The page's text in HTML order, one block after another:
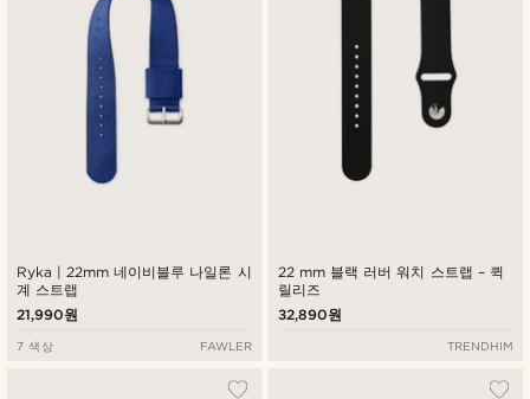
Ryka | 22mm 네이비블루 나일론 시
계 스트랩
21,990원
7 색상 FAWLER
22 mm 블랙 러버 워치 스트랩 – 퀵
릴리즈
32,890원
TRENDHIM